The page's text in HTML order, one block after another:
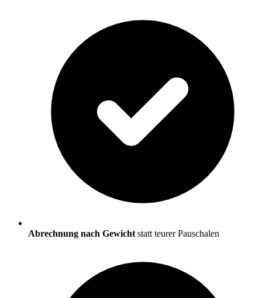
Abrechnung nach Gewicht statt teurer Pauschalen